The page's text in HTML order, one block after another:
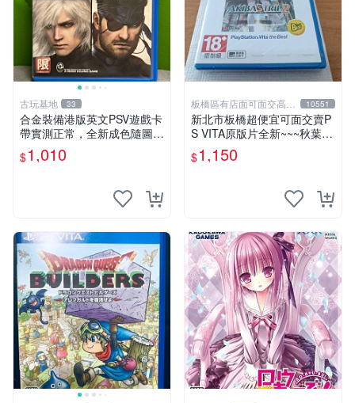
古玩基地 33
合金裝備港版英文PSV遊戲卡
帶實測正常，全新成色隨圖確
認，嚴選 giochi 光盞 游戲
$1,010
板橋區有店面可面交高價
回收電玩
10551
新北市板橋超便宜可面交賣P
S VITA原版片全新~~~秋葉脫
物語2 中文版~~~便宜賣
$1,150